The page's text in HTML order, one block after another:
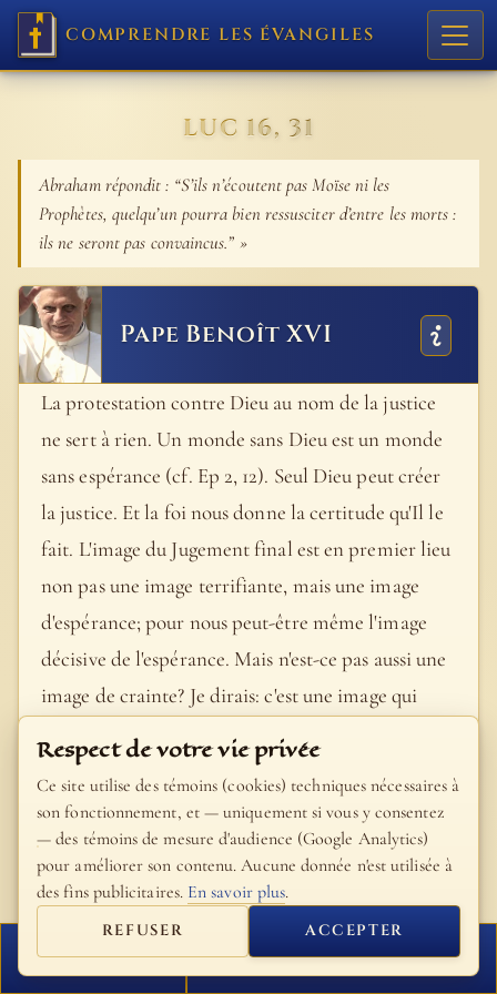
COMPRENDRE LES ÉVANGILES
LUC 16, 31
Abraham répondit : “S’ils n’écoutent pas Moïse ni les
Prophètes, quelqu’un pourra bien ressusciter d’entre les morts :
ils ne seront pas convaincus.” »
Pape Benoît XVI
La protestation contre Dieu au nom de la justice
ne sert à rien. Un monde sans Dieu est un monde
sans espérance (cf. Ep 2, 12). Seul Dieu peut créer
la justice. Et la foi nous donne la certitude qu'Il le
fait. L'image du Jugement final est en premier lieu
non pas une image terrifiante, mais une image
d'espérance; pour nous peut-être même l'image
décisive de l'espérance. Mais n'est-ce pas aussi une
image de crainte? Je dirais: c'est une image qui
appelle à la responsabilité. Une image, donc, de
cette crainte dont saint Hilaire dit que chacune de
nos craintes a sa place dans l'amour. Dieu est
justice et crée la justice. C'est cela notre
consolation et notre espérance. Mais dans sa
justice il y a aussi en même temps la grâce. Nous le
savons en tournant notre regard vers le Christ
crucifié et ressuscité. Justice et grâce doivent
FERMER PROCHAIN VERSET
Respect de votre vie privée
Ce site utilise des témoins (cookies) techniques nécessaires à
son fonctionnement, et — uniquement si vous y consentez
— des témoins de mesure d'audience (Google Analytics)
pour améliorer son contenu. Aucune donnée n'est utilisée à
des fins publicitaires. En savoir plus.
REFUSER ACCEPTER